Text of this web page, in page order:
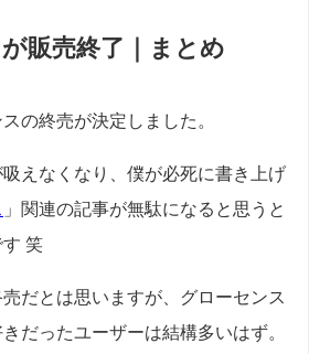
販売終了｜まとめ
の終売が決定しました。
えなくなり、僕が必死に書き上げ
」関連の記事が無駄になると思うと
笑
だとは思いますが、グローセンス
だったユーザーは結構多いはず。